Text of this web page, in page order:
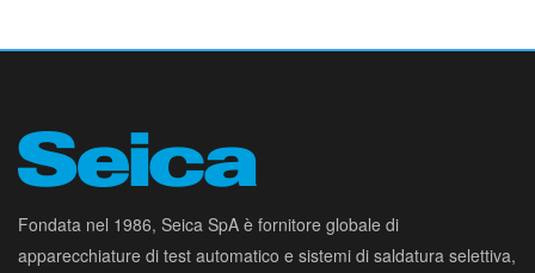
Fondata nel 1986, Seica SpA è fornitore globale di
apparecchiature di test automatico e sistemi di saldatura selettiva,